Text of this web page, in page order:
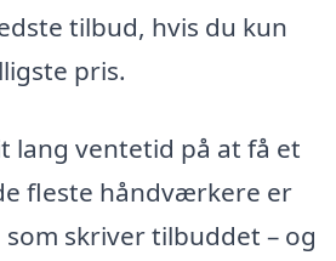
tilbud, hvis du kun
pris.
lang ventetid på at få et
fleste håndværkere er
skriver tilbuddet – og